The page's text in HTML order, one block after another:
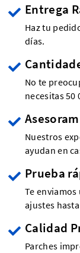
Entrega
Haz tu
días.
No te
necesitas 50
Nuestros
ayudan en
Prueba
Te
ajustes
Calidad
Parches